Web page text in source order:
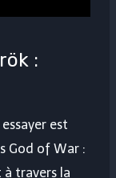
:
est
God of War :
à travers la